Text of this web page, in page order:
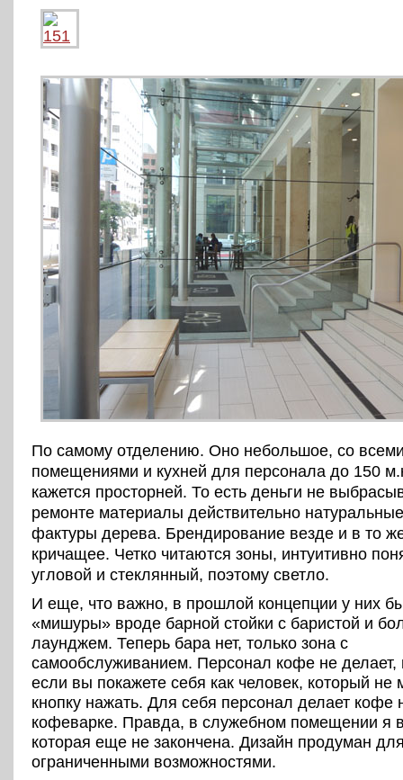
По самому отделению. Оно небольшое, со
помещениями и кухней для персонала до 150
кажется просторней. То есть деньги не
ремонте материалы действительно
фактуры дерева. Брендирование везде и в то
кричащее. Четко читаются зоны, интуитивно
угловой и стеклянный, поэтому светло.
И еще, что важно, в прошлой концепции у них
«мишуры» вроде барной стойки с баристой и
лаунджем. Теперь бара нет, только зона с
самообслуживанием. Персонал кофе не делает,
если вы покажете себя как человек, который не
кнопку нажать. Для себя персонал делает кофе
кофеварке. Правда, в служебном помещении я
которая еще не закончена. Дизайн продуман
ограниченными возможностями.